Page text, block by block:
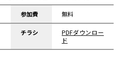
参加費 無料
チラシ
PDFダウンロー
ド